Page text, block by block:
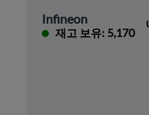
Infineon
재고 보유: 5,170